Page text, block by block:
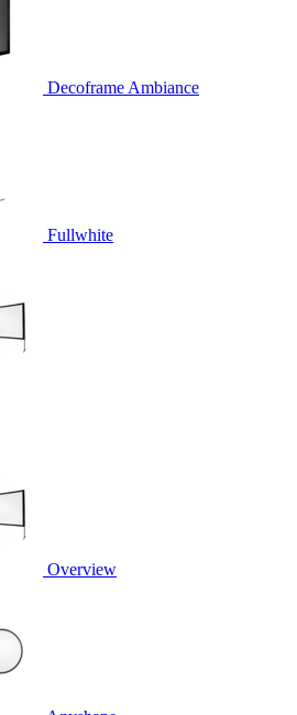
Decoframe Ambiance
Fullwhite
Overview